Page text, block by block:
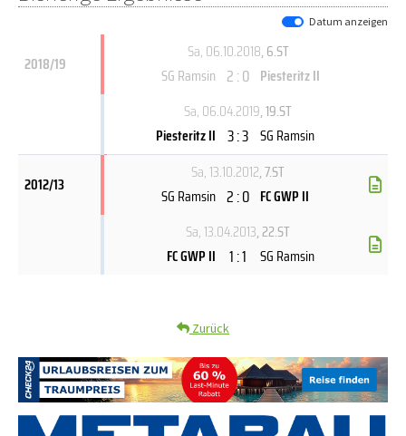
Datum anzeigen
2018/19
Sa, 06.10.2018, 6.ST
SG Ramsin 2 : 0 Piesteritz II
Sa, 06.04.2019, 19.ST
Piesteritz II 3 : 3 SG Ramsin
2012/13
Sa, 13.10.2012, 7.ST
SG Ramsin 2 : 0 FC GWP II
Sa, 13.04.2013, 22.ST
FC GWP II
1 : 1 SG Ramsin
Zurück